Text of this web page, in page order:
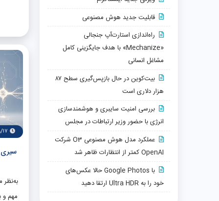
قابلیت جدید هوش مصنوعی
راه‌اندازی استارت‌آپ جنجالی
«Mechanize» با هدف جایگزینی کامل
مشاغل انسانی
بیت‌کوین در حال بازپس‌گیری سطح ۸۷
هزار دلاری است
بررسی امنیت سایبری و هوشمندسازی
انرژی با حضور وزیر ارتباطات در مجلس
عملکرد مدل هوش مصنوعی O3 شرکت
OpenAI کمتر از انتظارات ظاهر شد
با Google Photos حالا عکس‌های
خود را به Ultra HDR ارتقا دهید
ابزار
به‌نظر
مهم و